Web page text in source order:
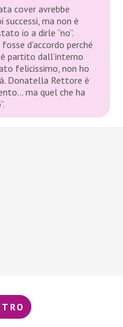
cover avrebbe
ma non è
io a dirle “no”.
d’accordo perché
partito dall’interno
felicissimo, non ho
Donatella Rettore è
ma quel che ha